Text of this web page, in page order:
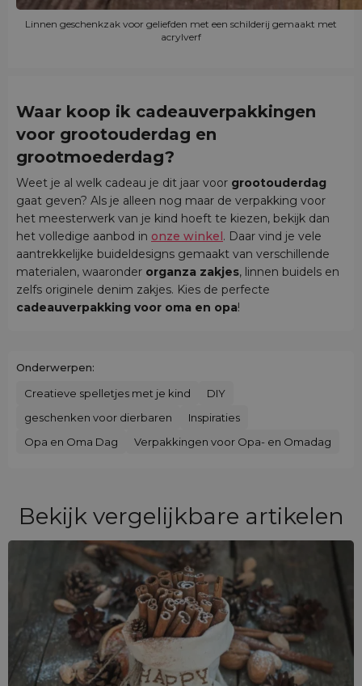
Linnen geschenkzak voor geliefden met een schilderij gemaakt met
acrylverf
Waar koop ik cadeauverpakkingen
voor grootouderdag en
grootmoederdag?
Weet je al welk cadeau je dit jaar voor grootouderdag
gaat geven? Als je alleen nog maar de verpakking voor
het meesterwerk van je kind hoeft te kiezen, bekijk dan
het volledige aanbod in onze winkel. Daar vind je vele
aantrekkelijke buideldesigns gemaakt van verschillende
materialen, waaronder organza zakjes, linnen buidels en
zelfs originele denim zakjes. Kies de perfecte
cadeauverpakking voor oma en opa!
Onderwerpen:
Creatieve spelletjes met je kind
DIY
geschenken voor dierbaren
Inspiraties
Opa en Oma Dag
Verpakkingen voor Opa- en Omadag
Bekijk vergelijkbare artikelen